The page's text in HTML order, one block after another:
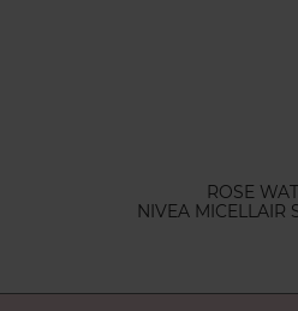
ROSE
NIVEA MICELLAIR